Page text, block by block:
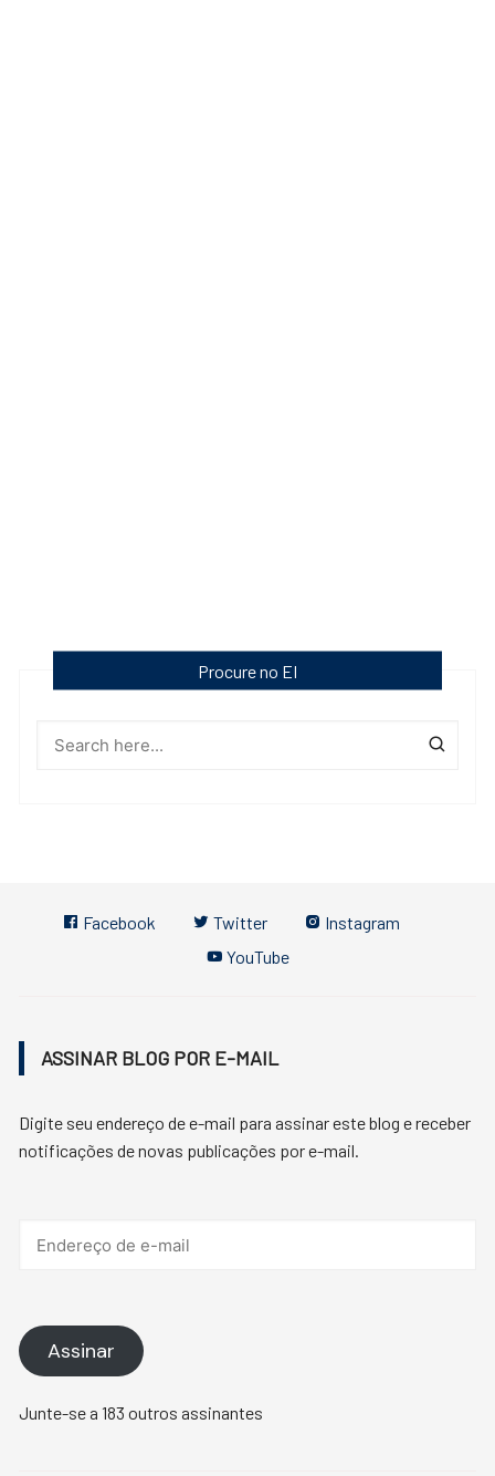
Procure no EI
Facebook Twitter
Instagram
YouTube
ASSINAR BLOG POR E-MAIL
Digite seu endereço de e-mail para assinar este blog e receber
notificações de novas publicações por e-mail.
Assinar
Junte-se a 183 outros assinantes